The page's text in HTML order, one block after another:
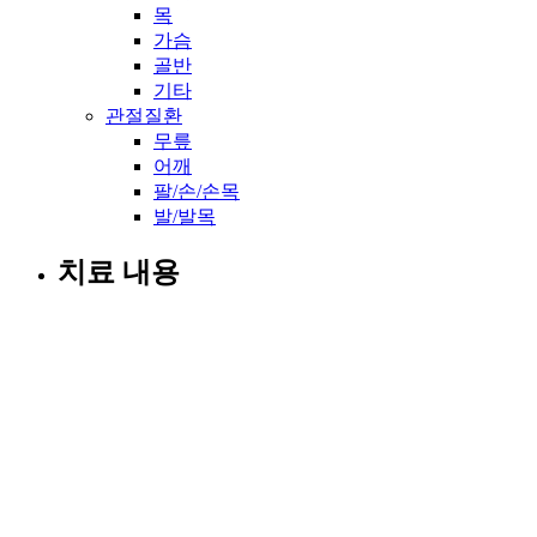
목
가슴
골반
기타
관절질환
무릎
어깨
팔/손/손목
발/발목
치료 내용